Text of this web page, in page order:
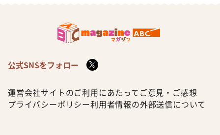
公式SNSをフォロー
運営会社サイトのご利用にあたって ご意見・ご感想
プライバシーポリシー利用者情報の外部送信について